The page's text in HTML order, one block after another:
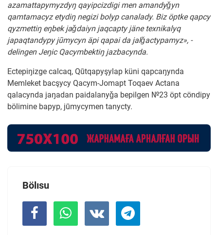
azamattapymyzdyŋ qayipcizdigi men amandyǧyn
qamtamacyz etydiŋ negizi bolyp canalady. Biz öptke qapcy
qyzmettiŋ eŋbek jaǧdaiyn jaqcapty jäne texnikalyq
japaqtandypy jūmycyn äpi qapai da jalǧactypamyz», -
delingen Jeŋic Qacymbektiŋ jazbacynda.
Ectepiŋizge calcaq, Qūtqapyşylap küni qapcaŋynda
Memleket bacşycy Qacym-Jomapt Toqaev Actana
qalacynda jaŋadan paidalanyǧa bepilgen №23 öpt cöndipy
bölimine bapyp, jūmycymen tanycty.
Bölısu